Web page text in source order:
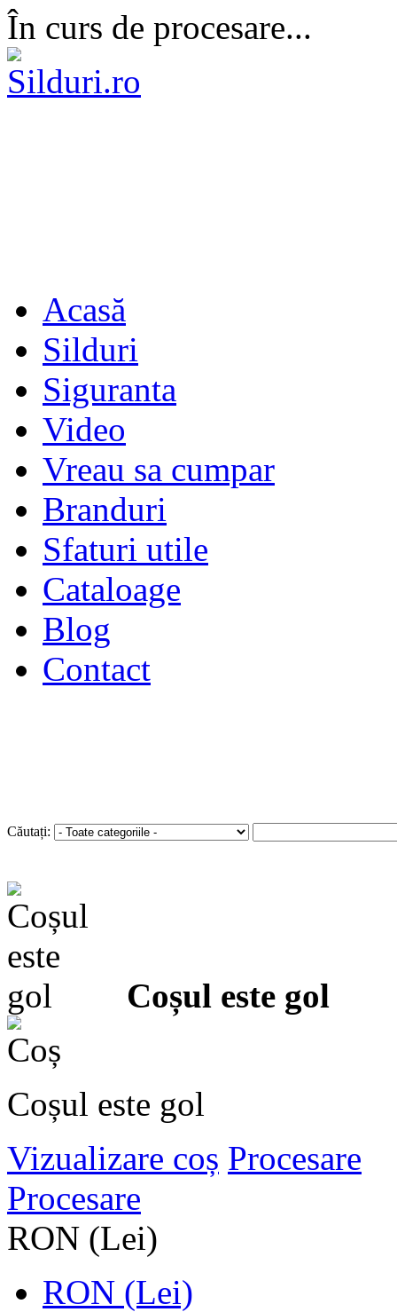
În curs de procesare...
Acasă
Silduri
Siguranta
Video
Vreau sa cumpar
Branduri
Sfaturi utile
Cataloage
Blog
Contact
Căutați:
Coșul este gol
Coșul este gol
Vizualizare coș Procesare
Procesare
RON (Lei)
RON (Lei)